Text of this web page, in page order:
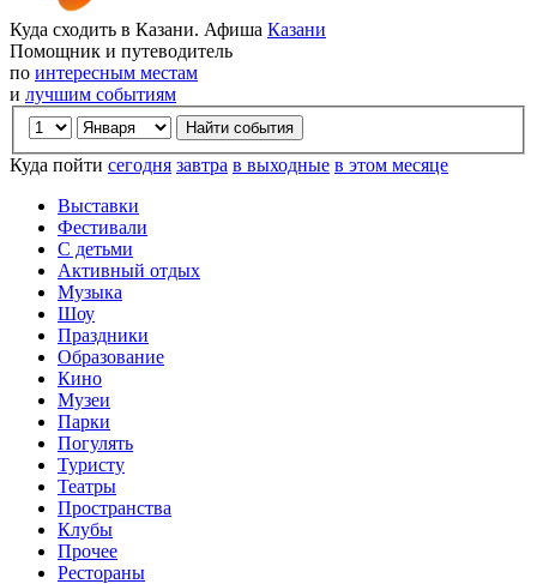
Куда сходить в Казани. Афиша Казани
Помощник и путеводитель
по интересным местам
и лучшим событиям
Куда пойти сегодня завтра в выходные в этом месяце
Выставки
Фестивали
С детьми
Активный отдых
Музыка
Шоу
Праздники
Образование
Кино
Музеи
Парки
Погулять
Туристу
Театры
Пространства
Клубы
Прочее
Рестораны